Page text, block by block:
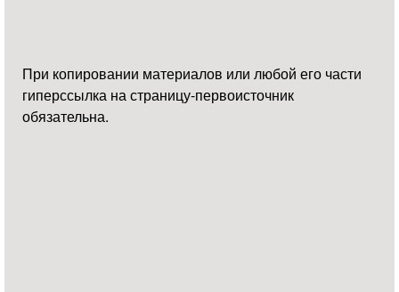
При копировании материалов или любой его части
гиперссылка на страницу-первоисточник
обязательна.